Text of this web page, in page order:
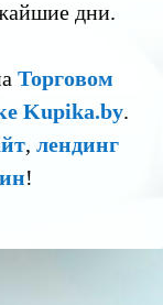
дни.
Торговом
Kupika.by.
, лендинг
!